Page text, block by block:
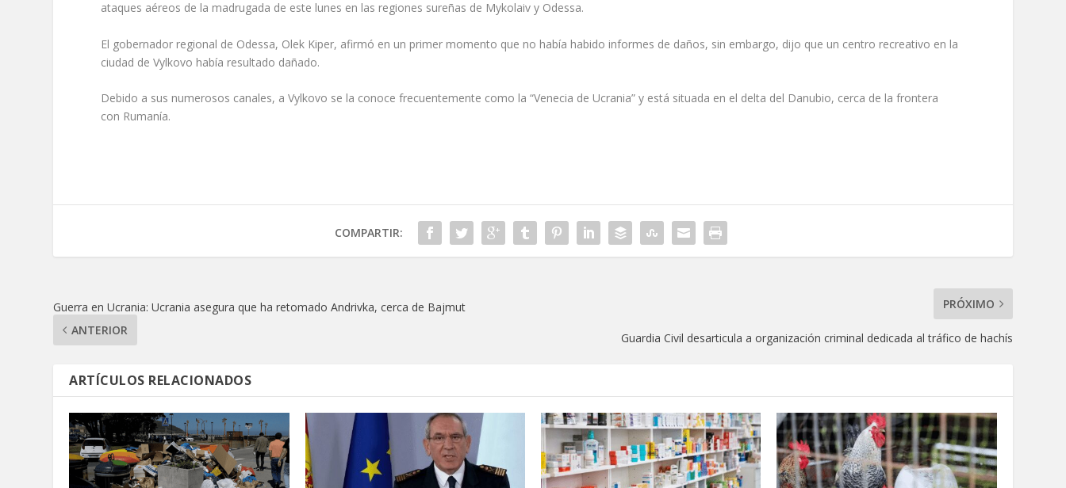
ataques aéreos de la madrugada de este lunes en las regiones sureñas de Mykolaiv y Odessa.
El gobernador regional de Odessa, Olek Kiper, afirmó en un primer momento que no había habido informes de daños, sin embargo, dijo que un centro recreativo en la
ciudad de Vylkovo había resultado dañado.
Debido a sus numerosos canales, a Vylkovo se la conoce frecuentemente como la “Venecia de Ucrania” y está situada en el delta del Danubio, cerca de la frontera
con Rumanía.
COMPARTIR:
Guerra en Ucrania: Ucrania asegura que ha retomado Andrivka, cerca de Bajmut
ANTERIOR
PRÓXIMO
Guardia Civil desarticula a organización criminal dedicada al tráfico de hachís
ARTÍCULOS RELACIONADOS